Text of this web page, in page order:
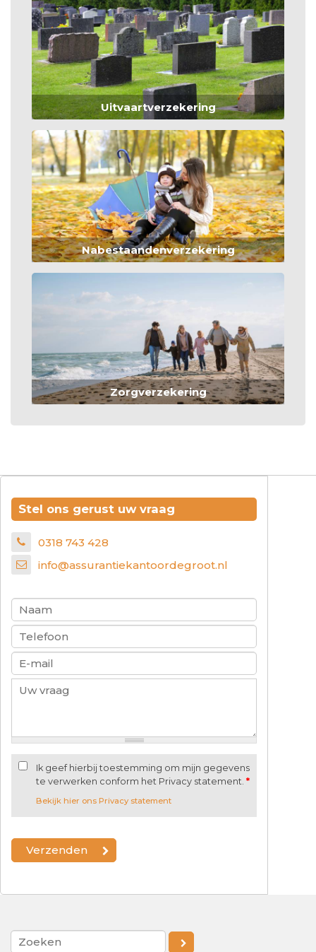
Uitvaartverzekering
Nabestaandenverzekering
Zorgverzekering
Stel ons gerust uw vraag
0318 743 428
info@assurantiekantoordegroot.nl
Ik geef hierbij toestemming om mijn gegevens
te verwerken conform het Privacy statement. *
Bekijk hier ons Privacy statement